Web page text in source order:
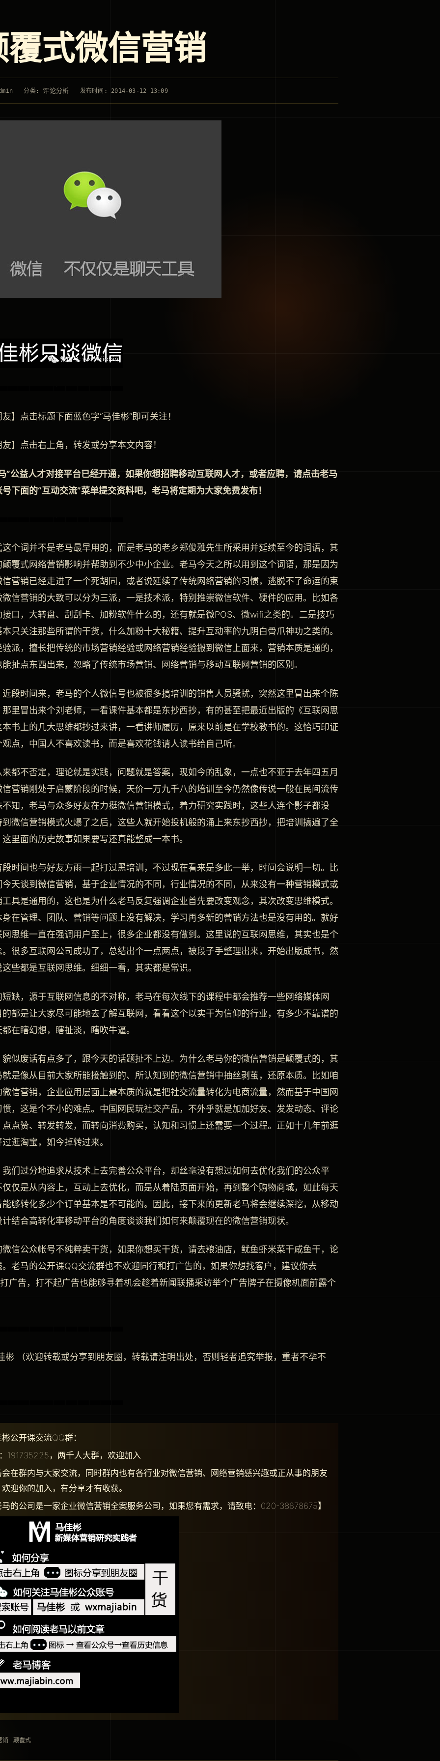
覆式微信营销
分类:评论分析 发布时间: 2014-03-12 13:09
】点击标题下面蓝色字“马佳彬”即可关注！
】点击右上角，转发或分享本文内容！
”公益人才对接平台已经开通，如果你想招聘移动互联网人才，或者应聘，请点击老马
下面的“互动交流”菜单提交资料吧，老马将定期为大家免费发布！
这个词并不是老马最早用的，而是老马的老乡郑俊雅先生所采用并延续至今的词语，其
颠覆式网络营销影响并帮助到不少中小企业。老马今天之所以用到这个词语，那是因为
信营销已经走进了一个死胡同，或者说延续了传统网络营销的习惯，逃脱不了命运的束
微信营销的大致可以分为三派，一是技术派，特别推崇微信软件、硬件的应用。比如各
接口，大转盘、刮刮卡、加粉软件什么的，还有就是微POS、微wifi之类的。二是技巧
只关注那些所谓的干货，什么加粉十大秘籍、提升互动率的九阴白骨爪神功之类的。
派，擅长把传统的市场营销经验或网络营销经验搬到微信上面来，营销本质是通的，
扯点东西出来，忽略了传统市场营销、网络营销与移动互联网营销的区别。
近段时间来，老马的个人微信号也被很多搞培训的销售人员骚扰，突然这里冒出来个陈
那里冒出来个刘老师，一看课件基本都是东抄西抄，有的甚至把最近出版的《互联网思
本书上的几大思维都抄过来讲，一看讲师履历，原来以前是在学校教书的。这恰巧印证
点，中国人不喜欢读书，而是喜欢花钱请人读书给自己听。
来都不否定，理论就是实践，问题就是答案，现如今的乱象，一点也不亚于去年四五月
信营销刚处于启蒙阶段的时候，天价一万九千八的培训至今仍然像传说一般在民间流传
不知，老马与众多好友在力挺微信营销模式，着力研究实践时，这些人连个影子都没
到微信营销模式火爆了之后，这些人就开始投机般的涌上来东抄西抄，把培训搞遍了全
里面的历史故事如果要写还真能整成一本书。
段时间也与好友方雨一起打过黑培训，不过现在看来是多此一举，时间会说明一切。比
今天谈到微信营销，基于企业情况的不同，行业情况的不同，从来没有一种营销模式或
具是通用的，这也是为什么老马反复强调企业首先要改变观念，其次改变思维模式。
身在管理、团队、营销等问题上没有解决，学习再多新的营销方法也是没有用的。就好
网思维一直在强调用户至上，很多企业都没有做到。这里说的互联网思维，其实也是个
。很多互联网公司成功了，总结出个一点两点，被段子手整理出来，开始出版成书，然
些都是互联网思维。细细一看，其实都是常识。
短缺，源于互联网信息的不对称，老马在每次线下的课程中都会推荐一些网络媒体网
的都是让大家尽可能地去了解互联网，看看这个以实干为信仰的行业，有多少不靠谱的
在瞎幻想，瞎扯淡，瞎吹牛逼。
貌似废话有点多了，跟今天的话题扯不上边。为什么老马你的微信营销是颠覆式的，其
就是像从目前大家所能接触到的、所认知到的微信营销中抽丝剥茧，还原本质。比如咱
微信营销，企业应用层面上最本质的就是把社交流量转化为电商流量，然而基于中国网
惯，这是个不小的难点。中国网民玩社交产品，不外乎就是加加好友、发发动态、评论
点点赞、转发转发，而转向消费购买，认知和习惯上还需要一个过程。正如十几年前逛
逛淘宝，如今掉转过来。
我们过分地追求从技术上去完善公众平台，却丝毫没有想过如何去优化我们的公众平
仅仅是从内容上，互动上去优化，而是从着陆页面开始，再到整个购物商城，如此每天
能够转化多少个订单基本是不可能的。因此，接下来的更新老马将会继续深挖，从移动
结合高转化率移动平台的角度谈谈我们如何来颠覆现在的微信营销现状。
微信公众帐号不纯粹卖干货，如果你想买干货，请去粮油店，鱿鱼虾米菜干咸鱼干，论
。老马的公开课QQ交流群也不欢迎同行和打广告的，如果你想找客户，建议你去
广告，打不起广告也能够寻着机会趁着新闻联播采访举个广告牌子在摄像机面前露个
彬 （欢迎转载或分享到朋友圈，转载请注明出处，否则轻者追究举报，重者不孕不
公开课交流QQ群：
191735225，两千人大群，欢迎加入
会在群内与大家交流，同时群内也有各行业对微信营销、网络营销感兴趣或正从事的朋友
迎你的加入，有分享才有收获。
的公司是一家企业微信营销全案服务公司，如果您有需求，请致电：020-38678675】
销 颠覆式